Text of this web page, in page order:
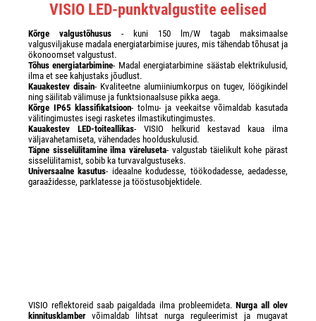
VISIO LED-punktvalgustite eelised
Kõrge valgustõhusus - kuni 150 lm/W tagab maksimaalse
valgusviljakuse madala energiatarbimise juures, mis tähendab tõhusat ja
ökonoomset valgustust.
Tõhus energiatarbimine- Madal energiatarbimine säästab elektrikulusid,
ilma et see kahjustaks jõudlust.
Kauakestev disain- Kvaliteetne alumiiniumkorpus on tugev, löögikindel
ning säilitab välimuse ja funktsionaalsuse pikka aega.
Kõrge IP65 klassifikatsioon- tolmu- ja veekaitse võimaldab kasutada
välitingimustes isegi rasketes ilmastikutingimustes.
Kauakestev LED-toiteallikas- VISIO helkurid kestavad kaua ilma
väljavahetamiseta, vähendades hoolduskulusid.
Täpne sisselülitamine ilma väreluseta- valgustab täielikult kohe pärast
sisselülitamist, sobib ka turvavalgustuseks.
Universaalne kasutus- ideaalne kodudesse, töökodadesse, aedadesse,
garaažidesse, parklatesse ja tööstusobjektidele.
VISIO reflektoreid saab paigaldada ilma probleemideta. Nurga all olev
kinnitusklamber võimaldab lihtsat nurga reguleerimist ja mugavat